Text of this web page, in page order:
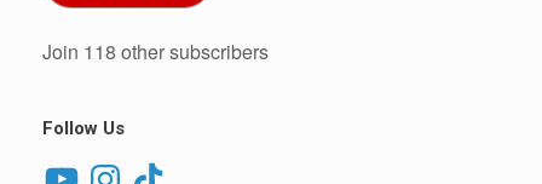
Join 118 other subscribers
Follow Us
YouTubeInstagram
TikTok